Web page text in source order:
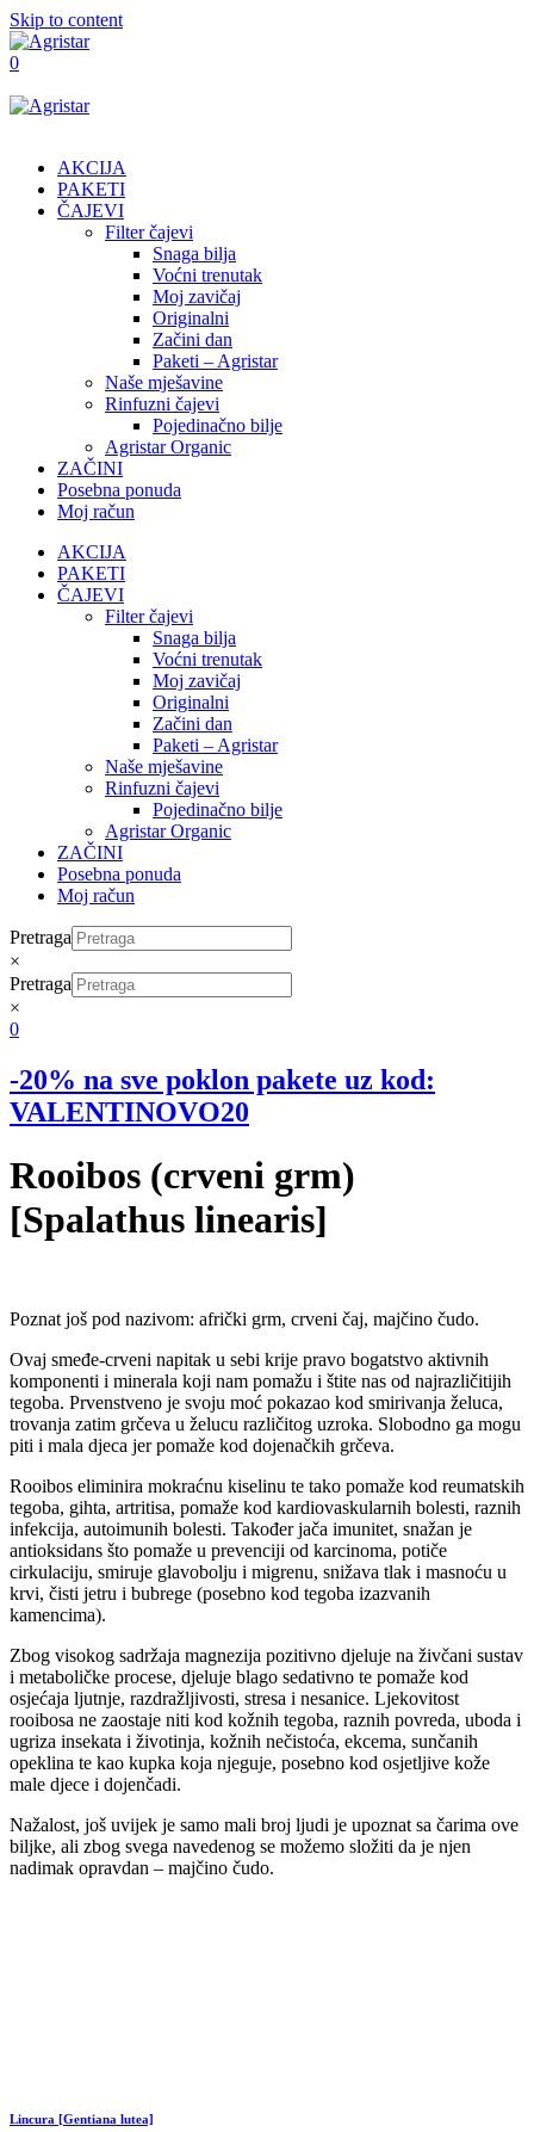
Skip to content
0
AKCIJA
PAKETI
ČAJEVI
Filter čajevi
Snaga bilja
Voćni trenutak
Moj zavičaj
Originalni
Začini dan
Paketi – Agristar
Naše mješavine
Rinfuzni čajevi
Pojedinačno bilje
Agristar Organic
ZAČINI
Posebna ponuda
Moj račun
AKCIJA
PAKETI
ČAJEVI
Filter čajevi
Snaga bilja
Voćni trenutak
Moj zavičaj
Originalni
Začini dan
Paketi – Agristar
Naše mješavine
Rinfuzni čajevi
Pojedinačno bilje
Agristar Organic
ZAČINI
Posebna ponuda
Moj račun
Pretraga
×
Pretraga
×
0
-20% na sve poklon pakete uz kod:
VALENTINOVO20
Rooibos (crveni grm)
[Spalathus linearis]
Poznat još pod nazivom: afrički grm, crveni čaj, majčino čudo.
Ovaj smeđe-crveni napitak u sebi krije pravo bogatstvo aktivnih
komponenti i minerala koji nam pomažu i štite nas od najrazličitijih
tegoba. Prvenstveno je svoju moć pokazao kod smirivanja želuca,
trovanja zatim grčeva u želucu različitog uzroka. Slobodno ga mogu
piti i mala djeca jer pomaže kod dojenačkih grčeva.
Rooibos eliminira mokraćnu kiselinu te tako pomaže kod reumatskih
tegoba, gihta, artritisa, pomaže kod kardiovaskularnih bolesti, raznih
infekcija, autoimunih bolesti. Također jača imunitet, snažan je
antioksidans što pomaže u prevenciji od karcinoma, potiče
cirkulaciju, smiruje glavobolju i migrenu, snižava tlak i masnoću u
krvi, čisti jetru i bubrege (posebno kod tegoba izazvanih
kamencima).
Zbog visokog sadržaja magnezija pozitivno djeluje na živčani sustav
i metaboličke procese, djeluje blago sedativno te pomaže kod
osjećaja ljutnje, razdražljivosti, stresa i nesanice. Ljekovitost
rooibosa ne zaostaje niti kod kožnih tegoba, raznih povreda, uboda i
ugriza insekata i životinja, kožnih nečistoća, ekcema, sunčanih
opeklina te kao kupka koja njeguje, posebno kod osjetljive kože
male djece i dojenčadi.
Nažalost, još uvijek je samo mali broj ljudi je upoznat sa čarima ove
biljke, ali zbog svega navedenog se možemo složiti da je njen
nadimak opravdan – majčino čudo.
Lincura [Gentiana lutea]